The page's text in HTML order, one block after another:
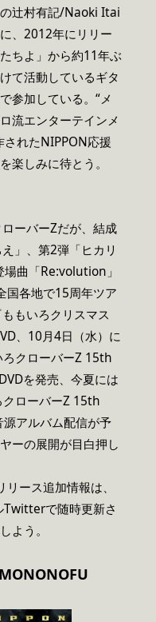
の辻村有記/Naoki Itai
、2012年にリリー
ちよ」から約11年ぶ
て活動しているギタ
参加している。“メ
流エンターテインメ
されたNIPPON応援
楽しみに待とう。
ーバーZだが、結成
」、第2弾「ヒカリ
曲「Re:volution」
国各地で15周年ツア
もいろクリスマス
、10月4日（水）に
ろクローバーZ 15th
を発売、今夏には
クローバーZ 15th
アルバム配信が予
ーの展開が目白押し
ース追加情報は、
Twitterで随時更新さ
よう。